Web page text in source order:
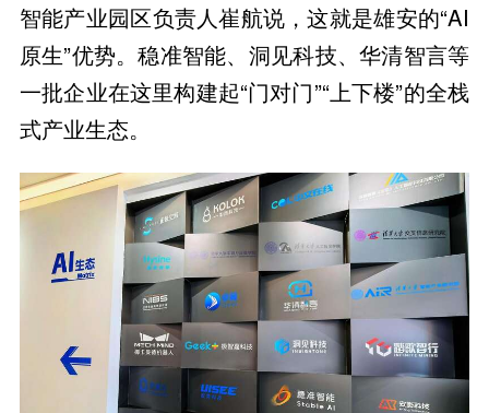
智能产业园区负责人崔航说，这就是雄安的“AI
原生”优势。稳准智能、洞见科技、华清智言等
一批企业在这里构建起“门对门”“上下楼”的全栈
式产业生态。